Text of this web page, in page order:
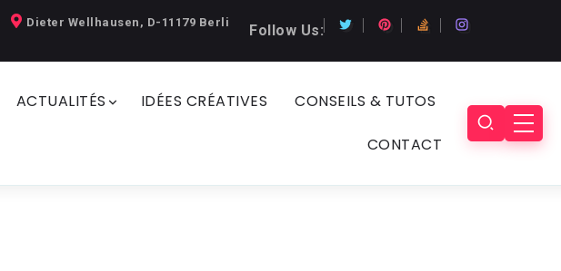
Dieter Wellhausen, D-11179 Berli Follow Us:
ACTUALITÉS IDÉES CRÉATIVES CONSEILS & TUTOS
CONTACT